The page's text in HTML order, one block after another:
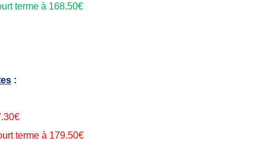
terme à 168.50€
:
terme à 179.50€